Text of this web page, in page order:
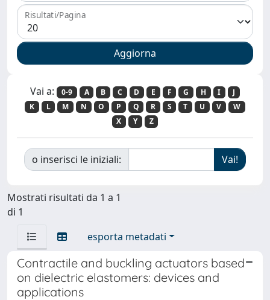
Risultati/Pagina
Vai a: 0-9 A B C D E F G H I
J
K
L M N O P Q R S T U V
W
X
Y Z
o inserisci le iniziali:
Mostrati risultati da 1 a 1
di 1
esporta metadati
Contractile and buckling actuators based
on dielectric elastomers: devices and
applications